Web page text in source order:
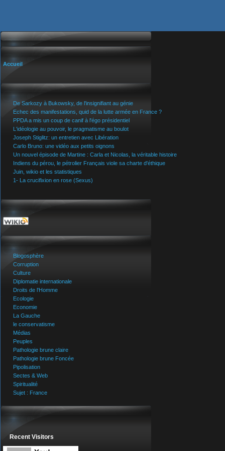
Accueil
De Sarkozy à Bukowsky, de l'insignifiant au génie
Echec des manifestations, quid de la lutte armée en France ?
PPDA a mis un coup de canif à l'égo présidentiel
L'idéologie au pouvoir, le pragmatisme au boulot
Joseph Stiglitz: un entretien avec Libération
Carlo Bruno: une vidéo aux petits oignons
Un nouvel épisode de Martine : Carla et Nicolas, la véritable histoire
Indiens du pérou, le pétrolier Français viole sa charte d'éthique
Juin, wikio et les statistiques
1- La crucifixion en rose (Sexus)
Blogosphère
Corruption
Culture
Diplomatie internationale
Droits de l'Homme
Ecologie
Economie
La Gauche
le conservatisme
Médias
Peuples
Pathologie brune claire
Pathologie brune Foncée
Pipolisation
Sectes & Web
Spiritualité
Sujet : France
Recent Visitors